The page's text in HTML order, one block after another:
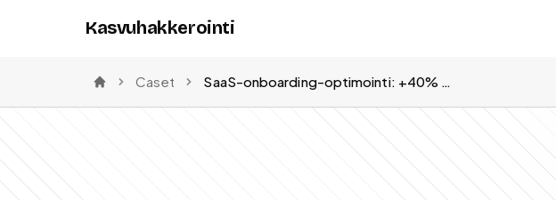
Kasvuhakkerointi
Etusivu
Caset SaaS-onboarding-optimointi: +40% aktivointi